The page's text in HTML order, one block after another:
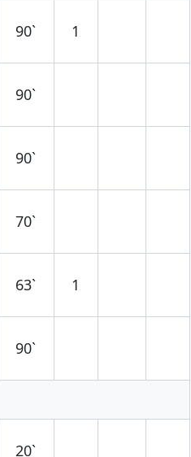
90` 1
90`
90`
70`
63` 1
90`
20`